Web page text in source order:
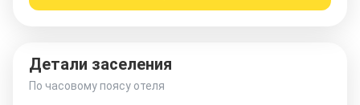
Детали заселения
По часовому поясу отеля